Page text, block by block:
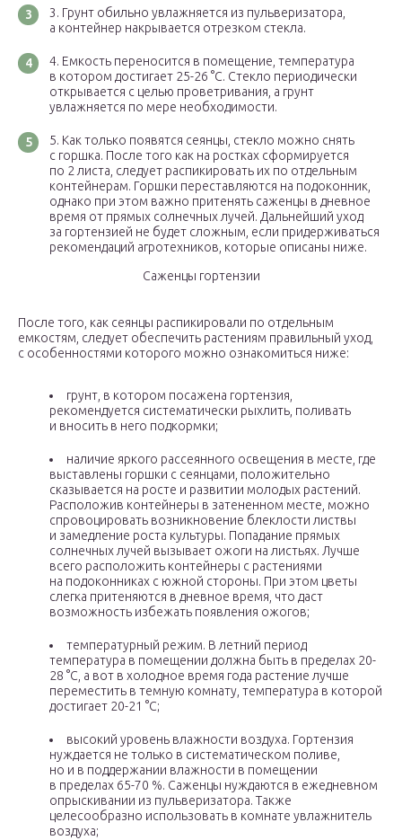
Грунт обильно увлажняется из пульверизатора,
а контейнер накрывается отрезком стекла.
Емкость переносится в помещение, температура
в котором достигает 25-26 °С. Стекло периодически
открывается с целью проветривания, а грунт
увлажняется по мере необходимости.
Как только появятся сеянцы, стекло можно снять
с горшка. После того как на ростках сформируется
по 2 листа, следует распикировать их по отдельным
контейнерам. Горшки переставляются на подоконник,
однако при этом важно притенять саженцы в дневное
время от прямых солнечных лучей. Дальнейший уход
за гортензией не будет сложным, если придерживаться
рекомендаций агротехников, которые описаны ниже.
Саженцы гортензии
После того, как сеянцы распикировали по отдельным
емкостям, следует обеспечить растениям правильный уход,
с особенностями которого можно ознакомиться ниже:
грунт, в котором посажена гортензия,
рекомендуется систематически рыхлить, поливать
и вносить в него подкормки;
наличие яркого рассеянного освещения в месте, где
выставлены горшки с сеянцами, положительно
сказывается на росте и развитии молодых растений.
Расположив контейнеры в затененном месте, можно
спровоцировать возникновение блеклости листвы
и замедление роста культуры. Попадание прямых
солнечных лучей вызывает ожоги на листьях. Лучше
всего расположить контейнеры с растениями
на подоконниках с южной стороны. При этом цветы
слегка притеняются в дневное время, что даст
возможность избежать появления ожогов;
температурный режим. В летний период
температура в помещении должна быть в пределах 20-
28 °С, а вот в холодное время года растение лучше
переместить в темную комнату, температура в которой
достигает 20-21 °С;
высокий уровень влажности воздуха. Гортензия
нуждается не только в систематическом поливе,
но и в поддержании влажности в помещении
в пределах 65-70 %. Саженцы нуждаются в ежедневном
опрыскивании из пульверизатора. Также
целесообразно использовать в комнате увлажнитель
воздуха;